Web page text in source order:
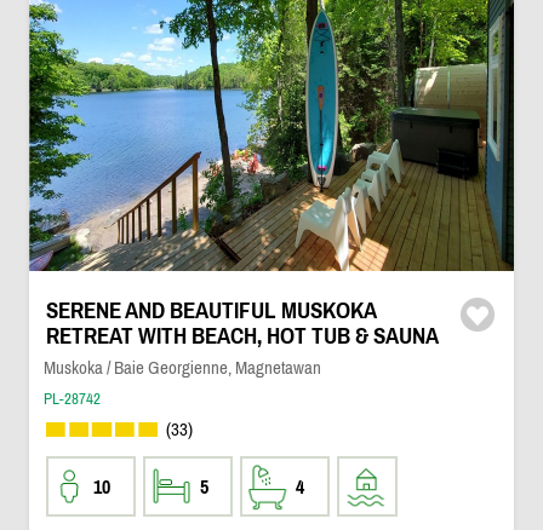
SERENE AND BEAUTIFUL MUSKOKA
RETREAT WITH BEACH, HOT TUB & SAUNA
Muskoka / Baie Georgienne, Magnetawan
PL-28742
(33)
10 5 4